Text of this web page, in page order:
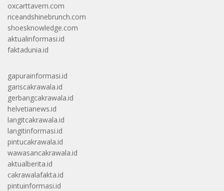
oxcarttavern.com
riceandshinebrunch.com
shoesknowledge.com
aktualinformasi.id
faktadunia.id
gapurainformasi.id
gariscakrawala.id
gerbangcakrawala.id
helvetianews.id
langitcakrawala.id
langitinformasi.id
pintucakrawala.id
wawasancakrawala.id
aktualberita.id
cakrawalafakta.id
pintuinformasi.id